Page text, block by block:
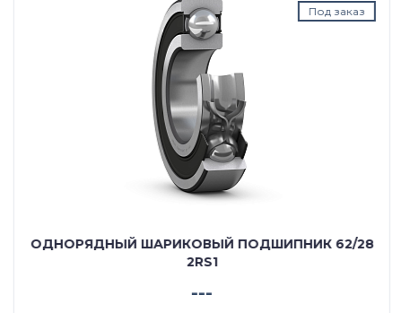
Под заказ
ОДНОРЯДНЫЙ ШАРИКОВЫЙ ПОДШИПНИК 62/28
2RS1
---